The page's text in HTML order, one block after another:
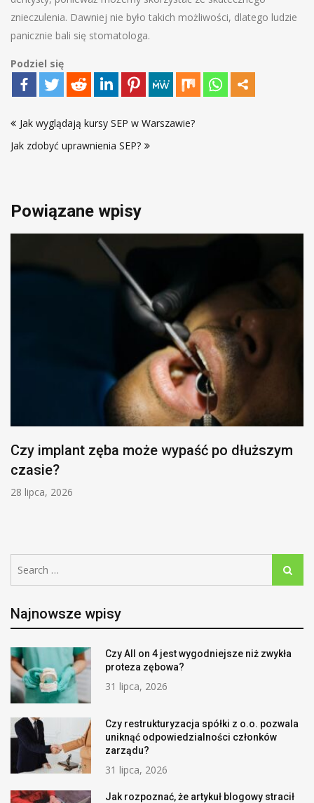
znieczulenia. Dawniej nie było takich możliwości, dlatego ludzie
panicznie bali się stomatologa.
Podziel się
wpisu
Jak wyglądają kursy SEP w Warszawie?
Jak zdobyć uprawnienia SEP?
Powiązane wpisy
Czy implant zęba może wypaść po dłuższym
czasie?
28 lipca, 2026
for:
Search
Najnowsze wpisy
Czy All on 4 jest wygodniejsze niż zwykła
proteza zębowa?
31 lipca, 2026
Czy restrukturyzacja spółki z o.o. pozwala
uniknąć odpowiedzialności członków
zarządu?
31 lipca, 2026
Jak rozpoznać, że artykuł blogowy stracił